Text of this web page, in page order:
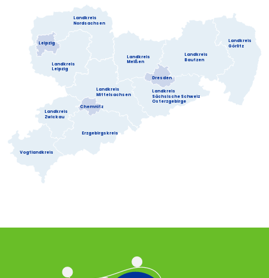
Landkreis
Bautzen
Landkreis
Görlitz
Landkreis
Nordsachsen
Landkreis
Leipzig
Landkreis
Mittelsachsen
Chemnitz
Erzgebirgskreis
Landkreis
Zwickau
Vogtlandkreis
Leipzig
Landkreis
Meißen
Landkreis
Sächsische Schweiz
Osterzgebirge
Dresden